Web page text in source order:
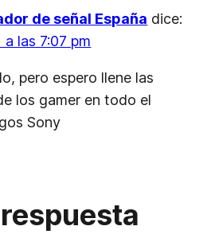
de señal España dice:
las 7:07 pm
pero espero llene las
los gamer en todo el
Sony